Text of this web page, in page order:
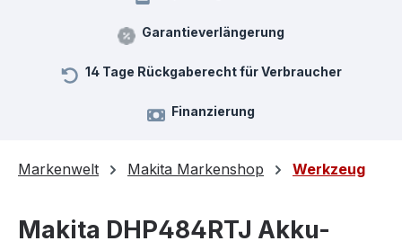
Garantieverlängerung
14 Tage Rückgaberecht für Verbraucher
Finanzierung
Markenwelt Makita Markenshop Werkzeug
Makita DHP484RTJ Akku-